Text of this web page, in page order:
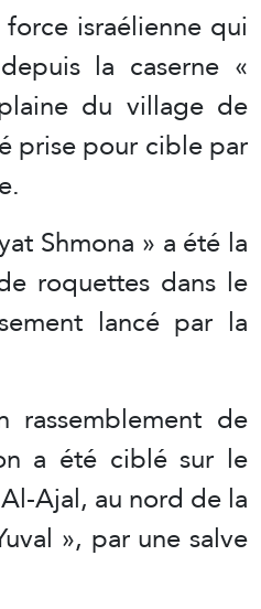
israélienne qui
la caserne «
du village de
prise pour cible par
Shmona » a été la
roquettes dans le
lancé par la
de
a été ciblé sur le
Ajal, au nord de la
», par une salve